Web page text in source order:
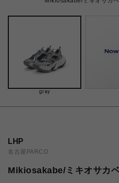
gray
LHP
名古屋PARCO
Mikiosakabe/ミキオサカ